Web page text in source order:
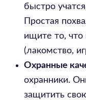
быстро
Простая
ищите то, что
(лакомство,
Охранные
охранники.
защитить